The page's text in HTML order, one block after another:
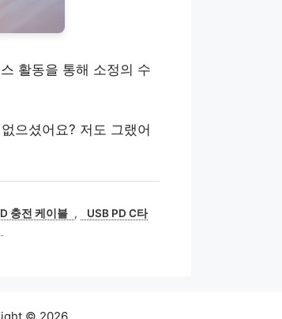
활동을 통해 소정의 수
으셨어요? 저도 그랬어
충전 케이블 ,
USB PD C타
© 2026